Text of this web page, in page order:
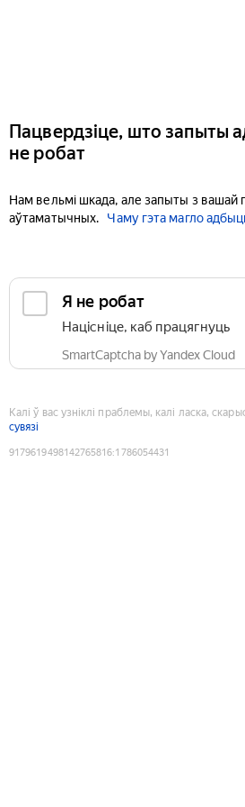
Пацвердзіце, што запыты
не робат
Нам вельмі шкада, але запыты з
аўтаматычных.
Чаму гэта магло
Я не робат
Націсніце, каб працягнуць
SmartCaptcha by Yandex Cloud
Калі ў вас узніклі праблемы, калі ласка,
сувязі
9179619498142765816:1786054431